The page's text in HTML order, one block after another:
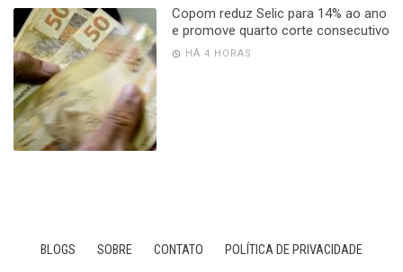
Copom reduz Selic para 14% ao ano
e promove quarto corte consecutivo
HÁ 4 HORAS
BLOGS SOBRE CONTATO
POLÍTICA DE PRIVACIDADE